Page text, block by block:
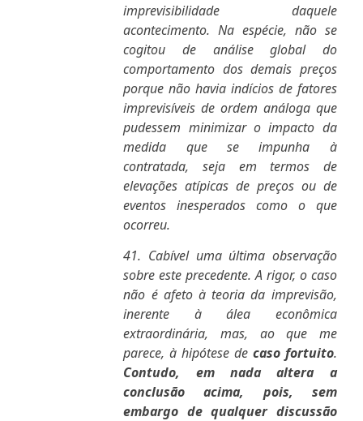
imprevisibilidade daquele
acontecimento. Na espécie, não se
cogitou de análise global do
comportamento dos demais preços
porque não havia indícios de fatores
imprevisíveis de ordem análoga que
pudessem minimizar o impacto da
medida que se impunha à
contratada, seja em termos de
elevações atípicas de preços ou de
eventos inesperados como o que
ocorreu.
41. Cabível uma última observação
sobre este precedente. A rigor, o caso
não é afeto à teoria da imprevisão,
inerente à álea econômica
extraordinária, mas, ao que me
parece, à hipótese de caso fortuito.
Contudo, em nada altera a
conclusão acima, pois, sem
embargo de qualquer discussão